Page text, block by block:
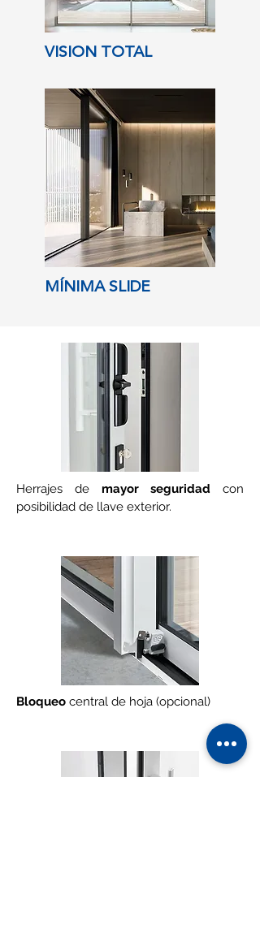
VISION TOTAL
MÍNIMA SLIDE
Herrajes demayor seguridad con
posibilidad de llave exterior.
Bloqueo central de hoja (opcional)